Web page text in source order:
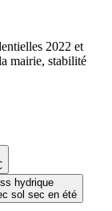
hydrique
sol sec en été
2022 et
mairie, stabilité